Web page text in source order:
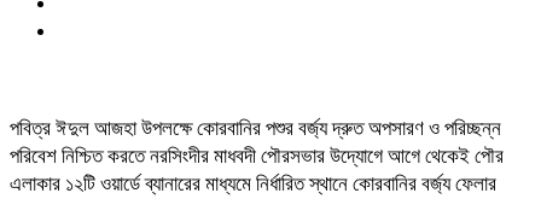
পবিত্র ঈদুল আজহা উপলক্ষে কোরবানির পশুর বর্জ্য দ্রুত অপসারণ ও পরিচ্ছন্ন
পরিবেশ নিশ্চিত করতে নরসিংদীর মাধবদী পৌরসভার উদ্যোগে আগে থেকেই পৌর
এলাকার ১২টি ওয়ার্ডে ব্যানারের মাধ্যমে নির্ধারিত স্থানে কোরবানির বর্জ্য ফেলার